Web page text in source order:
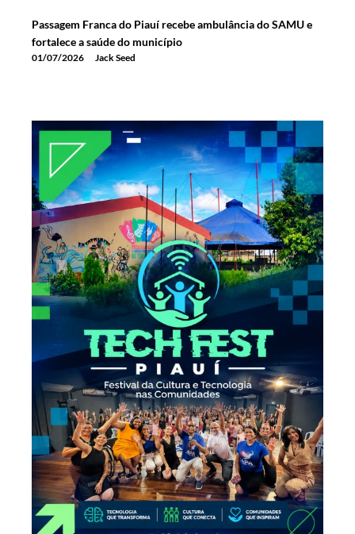
Passagem Franca do Piauí recebe ambulância do SAMU e
fortalece a saúde do município
01/07/2026 Jack Seed